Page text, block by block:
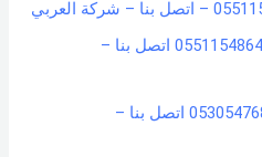
شركة تنظيف مجالس بحائل – 0551154864 اتصل بنا –
شراء اثاث مستعمل بحائل – 0530547685 اتصل بنا –